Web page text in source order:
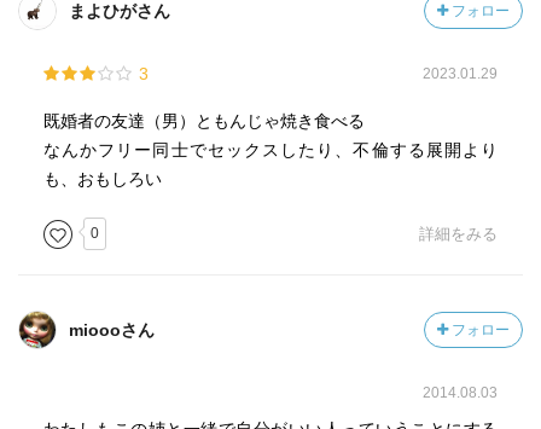
まよひがさん フォロー
3 2023.01.29
既婚者の友達（男）ともんじゃ焼き食べる
なんかフリー同士でセックスしたり、不倫する展開より
も、おもしろい
0 詳細をみる
mioooさん フォロー
2014.08.03